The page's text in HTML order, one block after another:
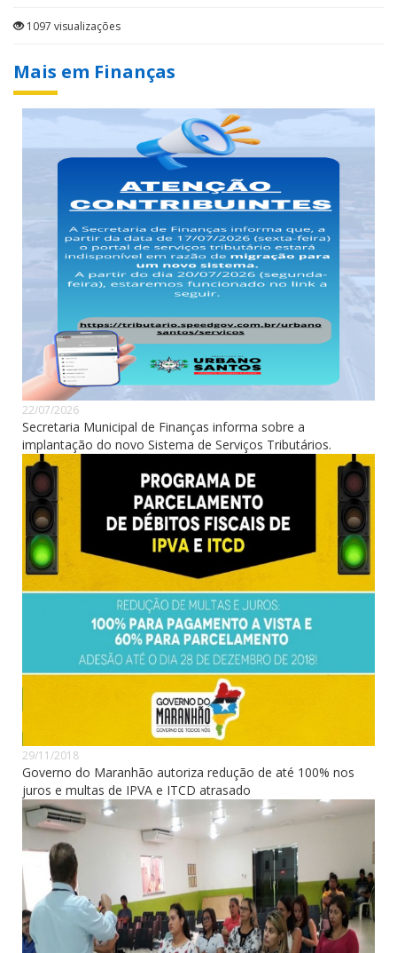
1097 visualizações
Mais em Finanças
22/07/2026
Secretaria Municipal de Finanças informa sobre a
implantação do novo Sistema de Serviços Tributários.
29/11/2018
Governo do Maranhão autoriza redução de até 100% nos
juros e multas de IPVA e ITCD atrasado